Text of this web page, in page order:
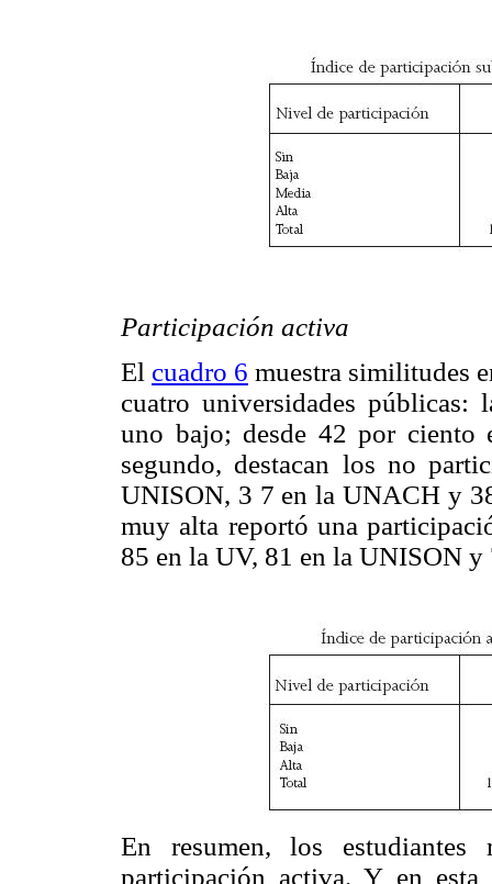
Participación activa
El cuadro 6 muestra similitudes
cuatro universidades públicas:
uno bajo; desde 42 por
segundo, destacan los no
UNISON, 3 7 en la UNACH y
muy alta reportó una
85 en la UV, 81 en la UNISON
En resumen, los estudiantes
participación activa. Y en